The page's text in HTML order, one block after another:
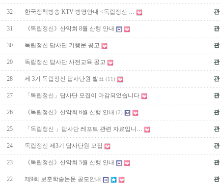
32 한국정책방송 KTV 방영안내 <독립정신 …
31 《독립정신》산악회 8월 산행 안내
30 독립정신 답사단 기행문 공고
29 독립정신 답사단 사전교육 공고
28 제 3기 독립정신 답사단원 발표 (11)
27 「독립정신」답사단 모집이 마감되었습니다
26 《독립정신》산악회 6월 산행 안내 (2)
25 「독립정신 」답사단 레포트 관련 자료입니…
24 독립정신 제3기 답사단원 모집
23 《독립정신》산악회 5월 산행 안내
22 제9회 보훈학술논문 공모안내